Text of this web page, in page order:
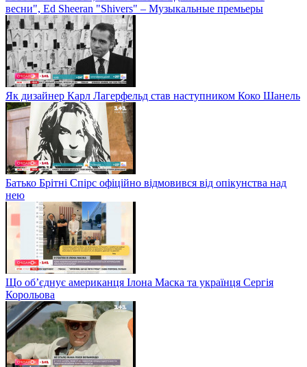
весни", Ed Sheeran "Shivers" – Музыкальные премьеры
Як дизайнер Карл Лагерфельд став наступником Коко Шанель
Батько Брітні Спірс офіційно відмовився від опікунства над
нею
Що об’єднує американця Ілона Маска та українця Сергія
Корольова